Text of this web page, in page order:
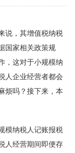
，其增值税纳税
国家相关政策规
，这对于小规模纳
人企业经营者都会
烦吗？接下来，本
纳税人记账报税
人经营期间即便存